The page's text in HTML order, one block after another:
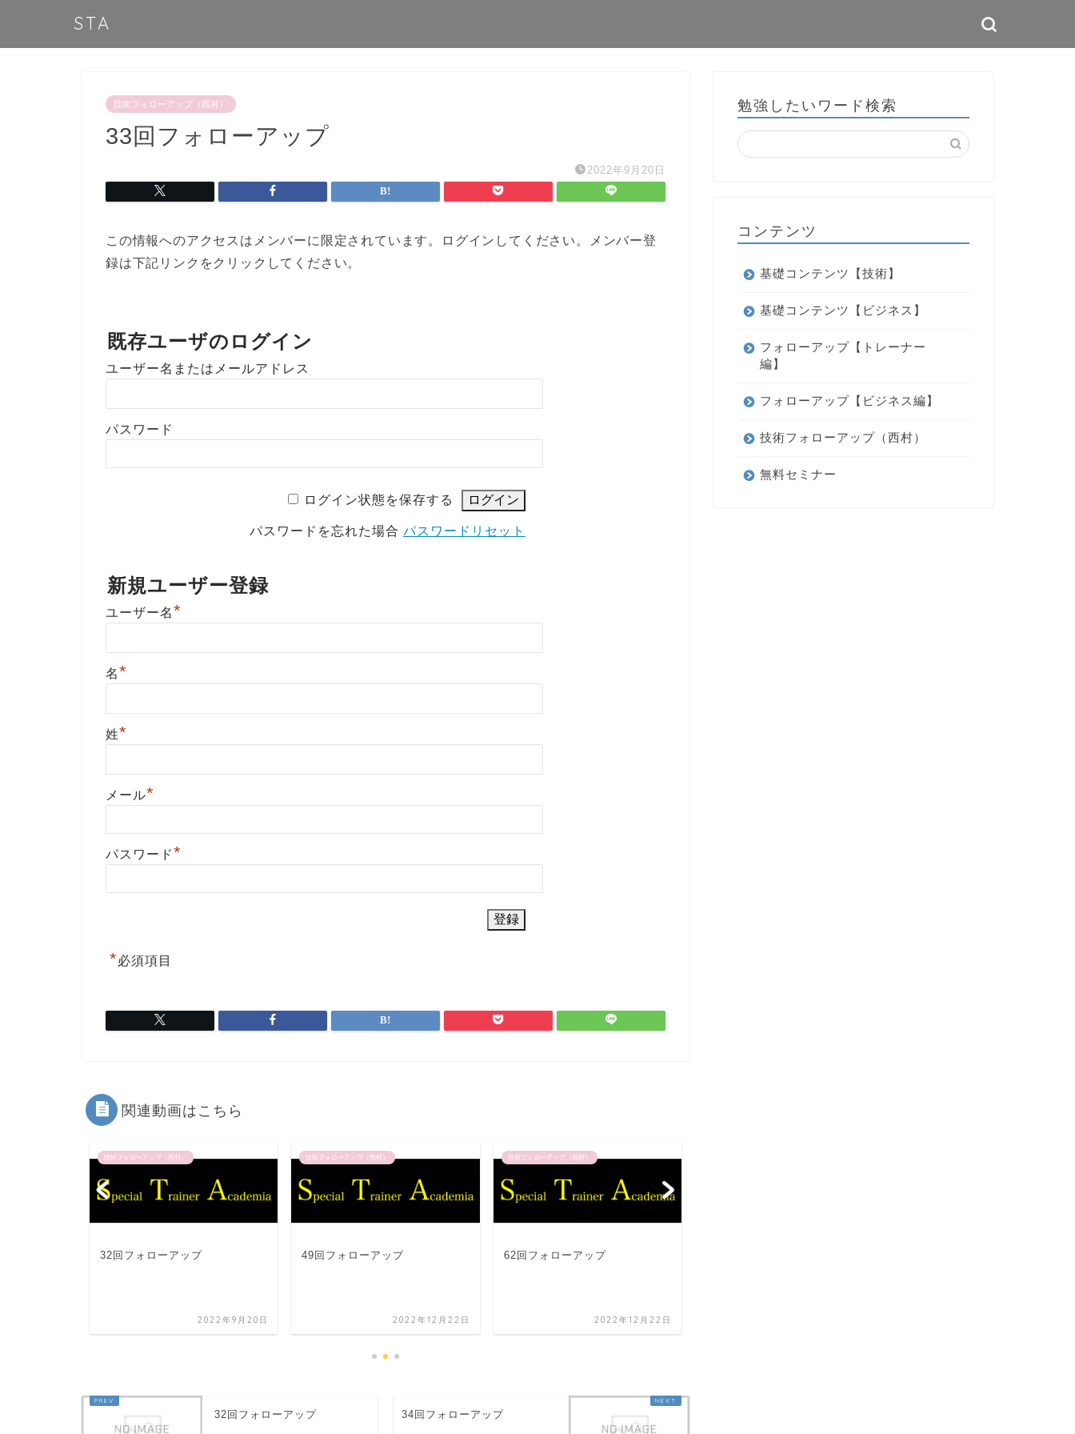
STA
技術フォローアップ（西村）
33回フォローアップ
2022年9月20日
この情報へのアクセスはメンバーに限定されています。ログインしてください。メンバー登
録は下記リンクをクリックしてください。
既存ユーザのログイン
ユーザー名またはメールアドレス
パスワード
ログイン状態を保存する
パスワードを忘れた場合 パスワードリセット
新規ユーザー登録
ユーザー名*
名*
姓*
メール*
パスワード*
*必須項目
関連動画はこちら
技術フォローアップ（西村）
32回フォローアップ
2022年9月20日
技術フォローアップ（西村）
49回フォローアップ
2022年12月22日
技術フォローアップ（西村）
62回フォローアップ
2022年12月22日
32回フォローアップ 34回フォローアップ
勉強したいワード検索
コンテンツ
基礎コンテンツ【技術】
基礎コンテンツ【ビジネス】
フォローアップ【トレーナー
編】
フォローアップ【ビジネス編】
技術フォローアップ（西村）
無料セミナー